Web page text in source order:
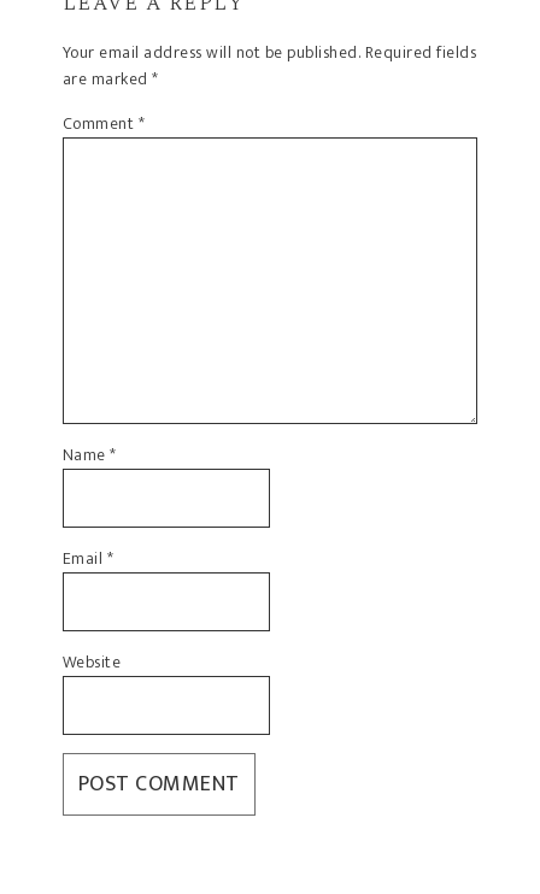
Your email address will not be published. Required fields
are marked*
Comment*
Name*
Email *
Website